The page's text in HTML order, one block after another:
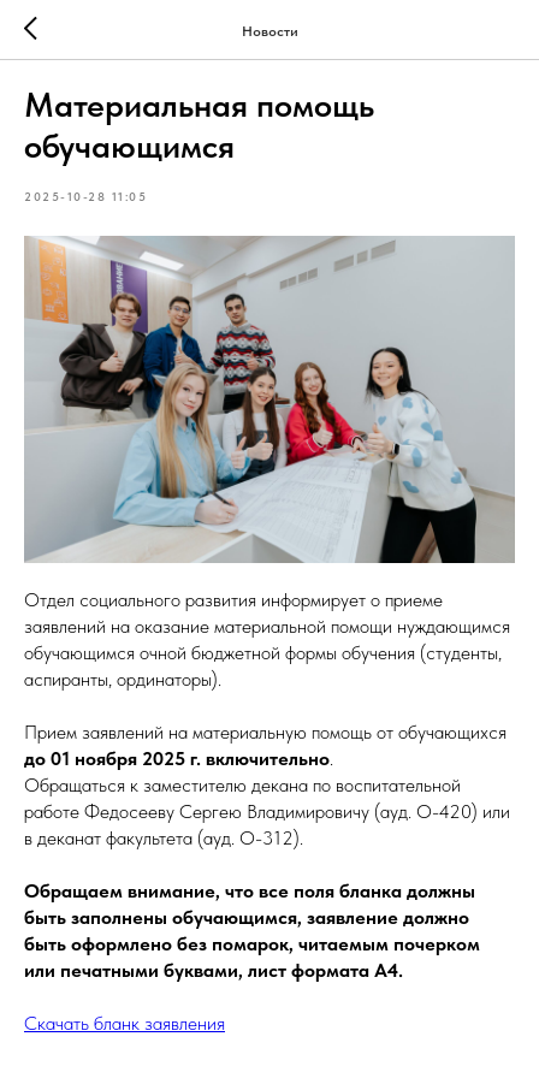
Новости
Материальная помощь
обучающимся
2025-10-28 11:05
Отдел социального развития информирует о приеме
заявлений на оказание материальной помощи нуждающимся
обучающимся очной бюджетной формы обучения (студенты,
аспиранты, ординаторы).
Прием заявлений на материальную помощь от обучающихся
до 01 ноября 2025 г. включительно.
Обращаться к заместителю декана по воспитательной
работе Федосееву Сергею Владимировичу (ауд. О-420) или
в деканат факультета (ауд. О-312).
Обращаем внимание, что все поля бланка должны
быть заполнены обучающимся, заявление должно
быть оформлено без помарок, читаемым почерком
или печатными буквами, лист формата А4.
Скачать бланк заявления